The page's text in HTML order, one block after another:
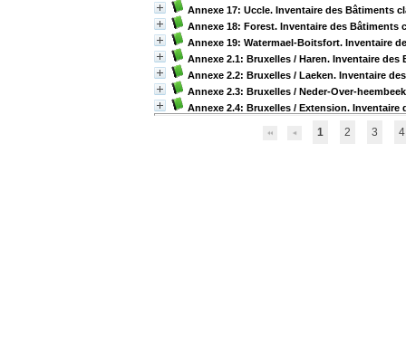
Annexe 17: Uccle. Inventaire des Bâtiments
Annexe 18: Forest. Inventaire des Bâtiments
Annexe 19: Watermael-Boitsfort. Inventaire
Annexe 2.1: Bruxelles / Haren. Inventaire
Annexe 2.2: Bruxelles / Laeken. Inventaire
Annexe 2.3: Bruxelles / Neder-Over-
Annexe 2.4: Bruxelles / Extension. Inventaire
1 2 3 4